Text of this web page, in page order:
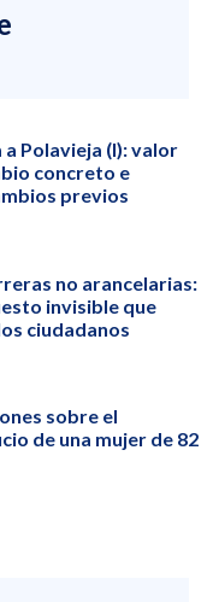
a Polavieja (I): valor
concreto e
previos
no arancelarias:
invisible que
ciudadanos
sobre el
de una mujer de 82